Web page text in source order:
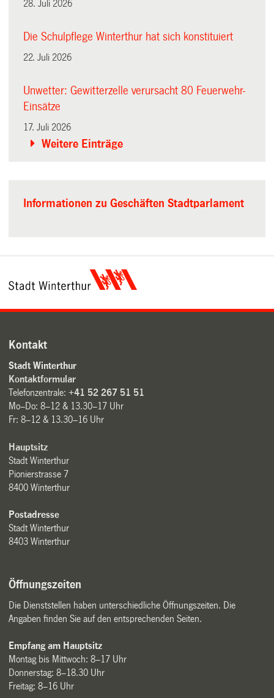
28. Juli 2026
Die Schulpflege Winterthur hat sich konstituiert
22. Juli 2026
Unwetter: Gewitterzelle verursacht 80 Feuerwehr-
Einsätze
17. Juli 2026
Weitere Einträge
Informationen zu Geschäften Stadtparlament
Kontakt
Stadt Winterthur
Kontaktformular
Telefonzentrale:+41 52 267 51 51
Mo–Do: 8–12 & 13.30–17 Uhr
Fr: 8–12 & 13.30–16 Uhr
Hauptsitz
Stadt Winterthur
Pionierstrasse 7
8400 Winterthur
Postadresse
Stadt Winterthur
8403 Winterthur
Öffnungszeiten
Die Dienststellen haben unterschiedliche Öffnungszeiten. Die
Angaben finden Sie auf den entsprechenden Seiten.
Empfang am Hauptsitz
Montag bis Mittwoch: 8–17 Uhr
Donnerstag: 8–18.30 Uhr
Freitag: 8–16 Uhr